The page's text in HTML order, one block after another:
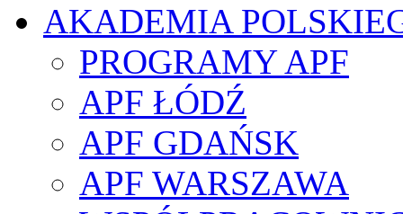
AKADEMIA
PROGRAMY APF
APF ŁÓDŹ
APF GDAŃSK
APF WARSZAWA